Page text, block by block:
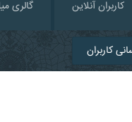
کاربران آنلاین گالری
کاربران